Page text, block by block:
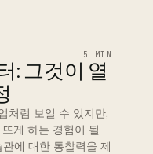
5 MIN
: 그것이 열
처럼 보일 수 있지만,
게 하는 경험이 될
에 대한 통찰력을 제